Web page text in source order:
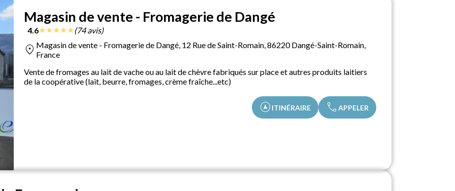
Magasin de vente - Fromagerie de Dangé
4.6★★★★★(74 avis)
location_on Magasin de vente - Fromagerie de Dangé, 12 Rue de Saint-Romain, 86220 Dangé-Saint-Romain,
France
Vente de fromages au lait de vache ou au lait de chèvre fabriqués sur place et autres produits laitiers
de la coopérative (lait, beurre, fromages, crème fraîche...etc)
assistant_navigation ITINÉRAIRE call APPELER